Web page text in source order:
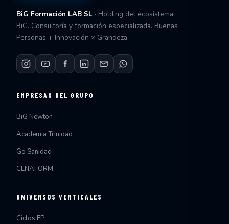
BiG Formación LAB SL · Holding del ecosistema
BiG. Consultoría y formación especializada. Buenas
Personas + Innovación × Grandeza.
EMPRESAS DEL GRUPO
BiG Newton
Academia Trinidad
Go Sanidad
CENAFORM
UNIVERSOS VERTICALES
Ciclos FP